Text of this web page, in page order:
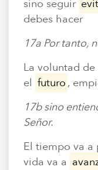
sino seguir
debes hacer
17a Por tanto,
La voluntad
el futuro ,
17b sino
Señor.
El tiempo va a
vida va a